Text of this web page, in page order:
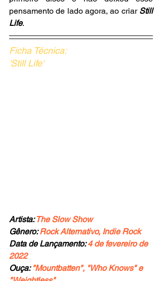
pensamento de lado agora, ao criar Still
Life.
Ficha Técnica:
'Still Life'
Artista: The Slow Show
Gênero: Rock Alternativo, Indie Rock
Data de Lançamento: 4 de fevereiro de
2022
Ouça: "Mountbatten", "Who Knows" e